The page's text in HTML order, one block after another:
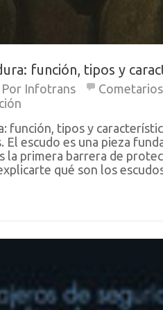
función, tipos y
Por Infotrans
función, tipos y
El escudo es una pieza
la primera barrera de
qué son los